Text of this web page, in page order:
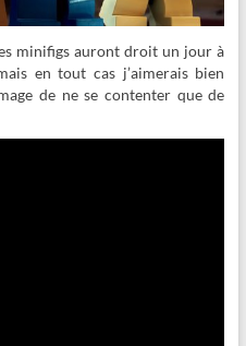
minifigs auront droit un jour à
en tout cas j’aimerais bien
de ne se contenter que de